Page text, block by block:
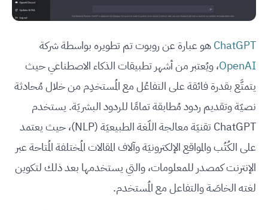
ChatGPTهو عبارة عن روبوت تم تطويره بواسطة شركة
OpenAI، ويُعتبر من أشهر تطبيقات الذكاء الاصطناعي حيث
يتمتَّع بقدرة فائقة على التفاعُل مع المُستخدِم من خلال مُحادثة
نصيّة وتقديم ردود مُطابقة تمامًا للردود البشريَة. يستخدم
ChatGPT تقنيَة معالجة اللّغة الطبيعيَة (NLP)، حيث يعتمد
على الكُتُب والمواقع الإلكترونيَة وآلاف المقالات المُختلفة المُتاحة عبر
الإنترنت كمصدر للمعلومات، والتي يستخدمها بعد ذلك لتكوين
لغته الخاصَة والتفاعل مع المُستخدم.